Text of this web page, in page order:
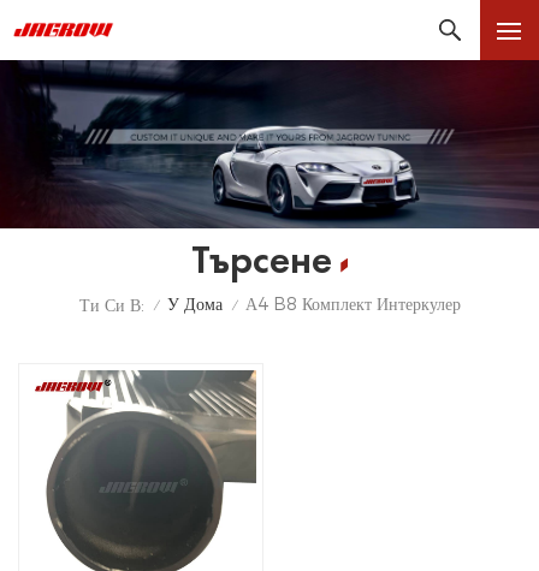
Търсене
Ти Си В: / У Дома / А4 B8 Комплект Интеркулер